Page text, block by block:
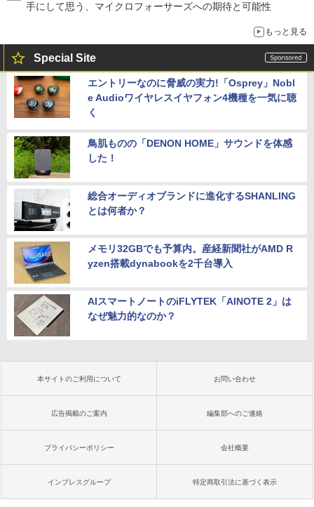
手にして思う、マイクロフォーサーズへの期待と可能性
もっと見る
Special Site
エントリーなのに脅威の実力!「Osprey」Nobl
e Audioワイヤレスイヤフォン4機種を一気に聴
く
鳥肌ものの「DENON HOME」サウンドを体感
した！
総合オーディオブランドに進化するSHANLING
とは何者か？
メモリ32GBでも予算内。産経新聞社がAMD R
yzen搭載dynabookを2千台導入
AIスマートノートのiFLYTEK「AINOTE 2」は
なぜ魅力的なのか？
本サイトのご利用について お問い合わせ
広告掲載のご案内 編集部へのご連絡
プライバシーポリシー 会社概要
インプレスグループ 特定商取引法に基づく表示